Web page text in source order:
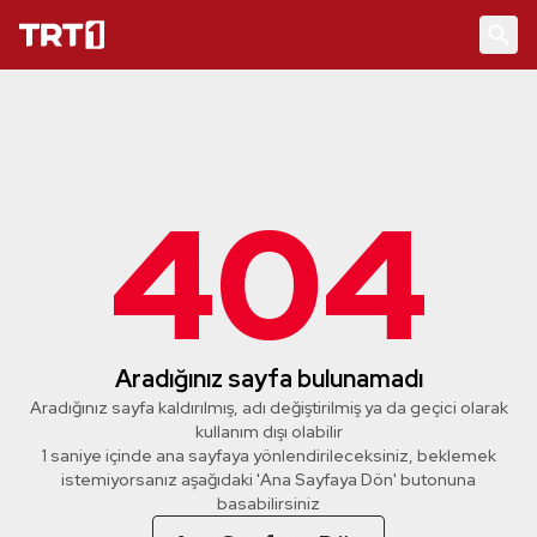
404
Aradığınız sayfa bulunamadı
Aradığınız sayfa kaldırılmış, adı değiştirilmiş ya da geçici olarak
kullanım dışı olabilir
1 saniye içinde ana sayfaya yönlendirileceksiniz, beklemek
istemiyorsanız aşağıdaki 'Ana Sayfaya Dön' butonuna
basabilirsiniz